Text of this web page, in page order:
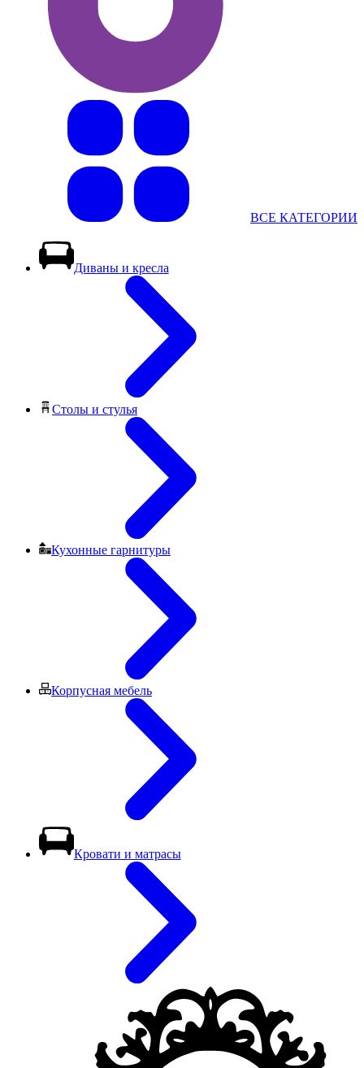
ВСЕ КАТЕГОРИИ
Диваны и кресла
Столы и стулья
Кухонные гарнитуры
Корпусная мебель
Кровати и матрасы